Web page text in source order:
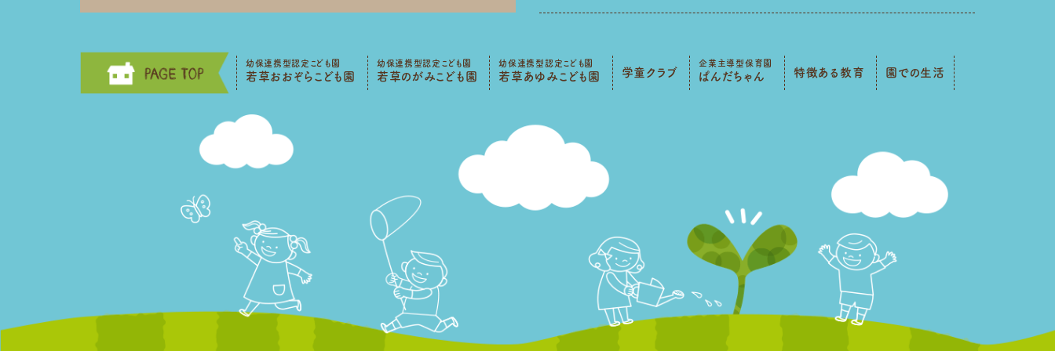
幼保連携型認定こども園
若草おおぞらこども園
幼保連携型認定こども園
若草のがみこども園
幼保連携型認定こども園
若草あゆみこども園 学童クラブ
企業主導型保育園
ぱんだちゃん 特徴ある教育 園での生活